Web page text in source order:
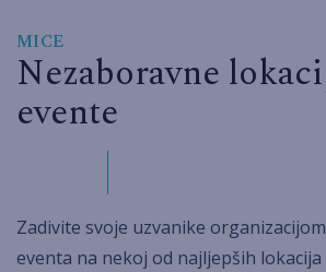
MICE
Nezaboravne
evente
Zadivite svoje uzvanike
eventa na nekoj od najljepših